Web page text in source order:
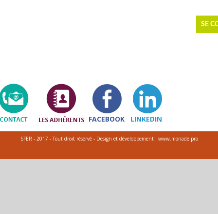
SE
FACEBOOK LINKEDIN
SFER - 2017 - Tout droit réservé - Design et développement : www.monade.pro